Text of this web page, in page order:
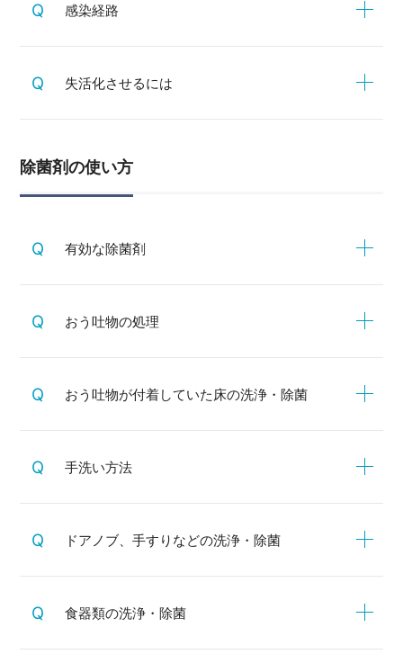
感染経路
失活化させるには
除菌剤の使い方
有効な除菌剤
おう吐物の処理
おう吐物が付着していた床の洗浄・除菌
手洗い方法
ドアノブ、手すりなどの洗浄・除菌
食器類の洗浄・除菌